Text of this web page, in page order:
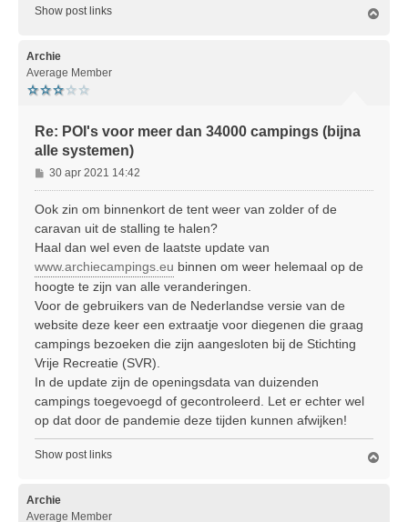
Show post links
Archie
Average Member
Re: POI's voor meer dan 34000 campings (bijna
alle systemen)
B
e
r
h
t
30 apr 2021 14:42
Ook zin om binnenkort de tent weer van zolder of de
caravan uit de stalling te halen?
Haal dan wel even de laatste update van
www.archiecampings.eu binnen om weer helemaal op de
hoogte te zijn van alle veranderingen.
Voor de gebruikers van de Nederlandse versie van de
website deze keer een extraatje voor diegenen die graag
campings bezoeken die zijn aangesloten bij de Stichting
Vrije Recreatie (SVR).
In de update zijn de openingsdata van duizenden
campings toegevoegd of gecontroleerd. Let er echter wel
op dat door de pandemie deze tijden kunnen afwijken!
Show post links
Archie
Average Member